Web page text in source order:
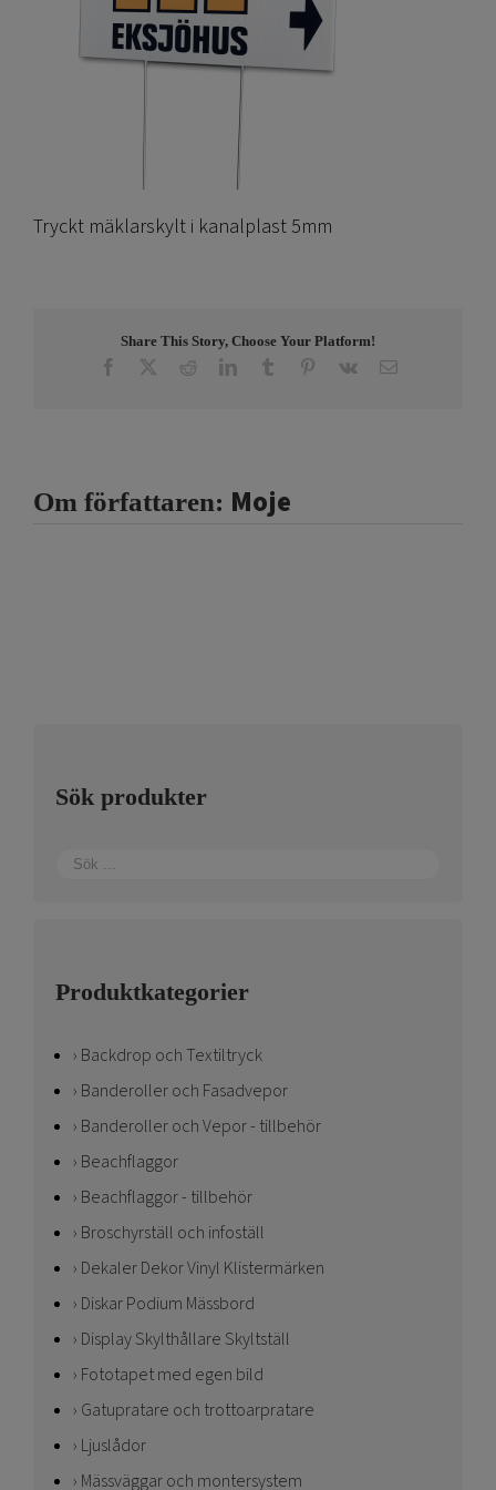
Tryckt mäklarskylt i kanalplast 5mm
Share This Story, Choose Your Platform!
Facebook RedditLinkedInTumblr Pinterest
Vk E-
Om författaren: Moje
Sök produkter
Produktkategorier
Backdrop och Textiltryck
Banderoller och Fasadvepor
Banderoller och Vepor - tillbehör
Beachflaggor
Beachflaggor - tillbehör
Broschyrställ och infoställ
Dekaler Dekor Vinyl Klistermärken
Diskar Podium Mässbord
Display Skylthållare Skyltställ
Fototapet med egen bild
Gatupratare och trottoarpratare
Ljuslådor
Mässväggar och montersystem